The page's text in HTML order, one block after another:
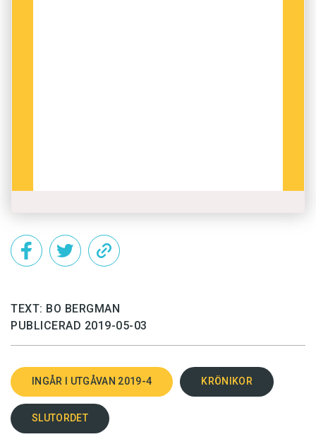
TEXT: BO BERGMAN
PUBLICERAD 2019-05-03
INGÅR I UTGÅVAN 2019-4 KRÖNIKOR
SLUTORDET